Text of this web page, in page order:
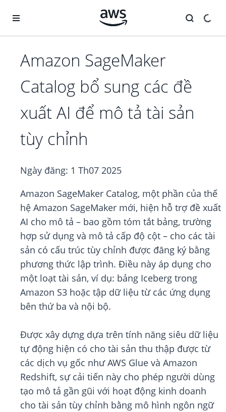
Amazon SageMaker
Catalog bổ sung các đề
xuất AI để mô tả tài sản
tùy chỉnh
Ngày đăng: 1 Th07 2025
Amazon SageMaker Catalog, một phần của thế
hệ Amazon SageMaker mới, hiện hỗ trợ đề xuất
AI cho mô tả – bao gồm tóm tắt bảng, trường
hợp sử dụng và mô tả cấp độ cột – cho các tài
sản có cấu trúc tùy chỉnh được đăng ký bằng
phương thức lập trình. Điều này áp dụng cho
một loạt tài sản, ví dụ: bảng Iceberg trong
Amazon S3 hoặc tập dữ liệu từ các ứng dụng
bên thứ ba và nội bộ.
Được xây dựng dựa trên tính năng siêu dữ liệu
tự động hiện có cho tài sản thu thập được từ
các dịch vụ gốc như AWS Glue và Amazon
Redshift, sự cải tiến này cho phép người dùng
tạo mô tả gần gũi với hoạt động kinh doanh
cho tài sản tùy chỉnh bằng mô hình ngôn ngữ